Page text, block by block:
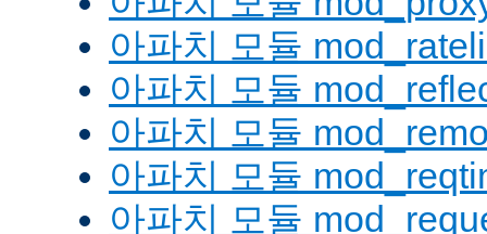
아파치 모듈
아파치 모듈
아파치 모듈
아파치 모듈
아파치 모듈